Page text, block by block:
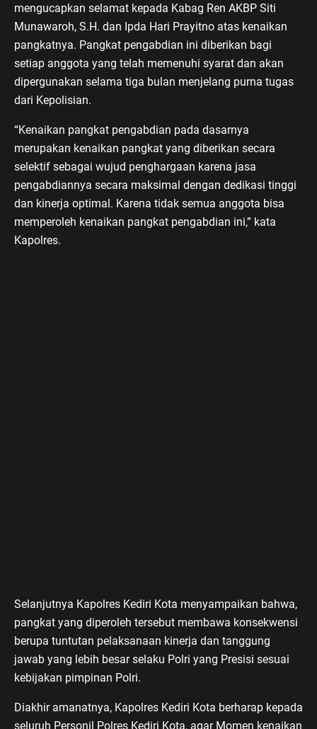
mengucapkan selamat kepada Kabag Ren AKBP Siti
Munawaroh, S.H. dan Ipda Hari Prayitno atas kenaikan
pangkatnya. Pangkat pengabdian ini diberikan bagi
setiap anggota yang telah memenuhi syarat dan akan
dipergunakan selama tiga bulan menjelang purna tugas
dari Kepolisian.
“Kenaikan pangkat pengabdian pada dasarnya
merupakan kenaikan pangkat yang diberikan secara
selektif sebagai wujud penghargaan karena jasa
pengabdiannya secara maksimal dengan dedikasi tinggi
dan kinerja optimal. Karena tidak semua anggota bisa
memperoleh kenaikan pangkat pengabdian ini,” kata
Kapolres.
Selanjutnya Kapolres Kediri Kota menyampaikan bahwa,
pangkat yang diperoleh tersebut membawa konsekwensi
berupa tuntutan pelaksanaan kinerja dan tanggung
jawab yang lebih besar selaku Polri yang Presisi sesuai
kebijakan pimpinan Polri.
Diakhir amanatnya, Kapolres Kediri Kota berharap kepada
seluruh Personil Polres Kediri Kota, agar Momen kenaikan